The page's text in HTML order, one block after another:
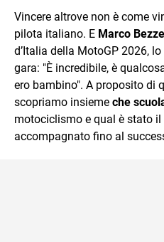
mente.
Vincere altrove non è come
pilota italiano. E Marco
d’Italia della MotoGP 2026,
gara: "È incredibile, è
ero bambino". A proposito di
scopriamo insieme che
motociclismo e qual è stato il
accompagnato fino al